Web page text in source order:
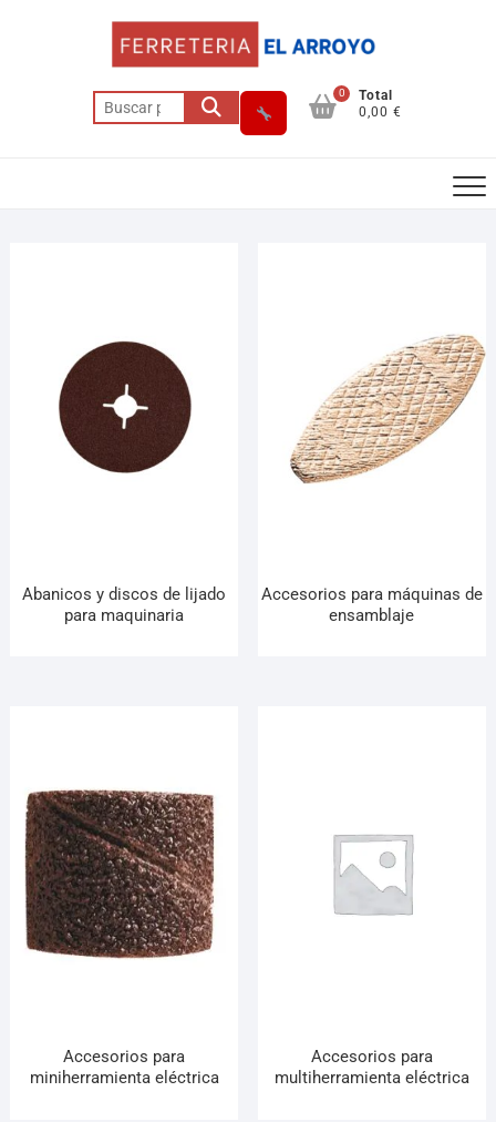
0
Total
0,00 €
Abanicos y discos de lijado
para maquinaria
Accesorios para máquinas de
ensamblaje
Accesorios para
miniherramienta eléctrica
Accesorios para
multiherramienta eléctrica
Asesor El Arroyo
En línea · responde en segundos
Llamar (cerrado)